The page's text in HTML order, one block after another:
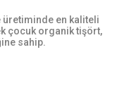
üretiminde en kaliteli
çocuk organik tişört,
sahip.